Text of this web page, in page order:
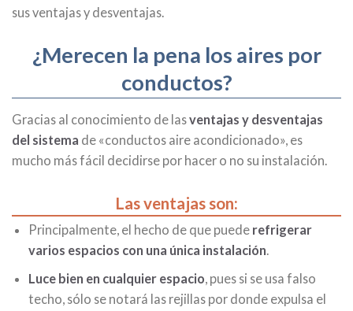
sus ventajas y desventajas.
¿Merecen la pena los aires por
conductos?
Gracias al conocimiento de lasventajas y desventajas
del sistema de «conductos aire acondicionado», es
mucho más fácil decidirse por hacer o no su instalación.
Las ventajas son:
Principalmente, el hecho de que puede refrigerar
varios espacios con una única instalación.
Luce bien en cualquier espacio, pues si se usa falso
techo, sólo se notará las rejillas por donde expulsa el